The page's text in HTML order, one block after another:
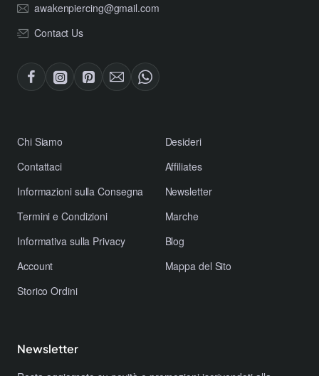
awakenpiercing@gmail.com
Contact Us
​Chi Siamo
Contattaci
​Informazioni sulla Consegna
​Termini e Condizioni
​Informativa sulla Privacy
Account
Storico Ordini
Desideri
Affiliates
Newsletter
Marche
Blog
Mappa del Sito
Newsletter